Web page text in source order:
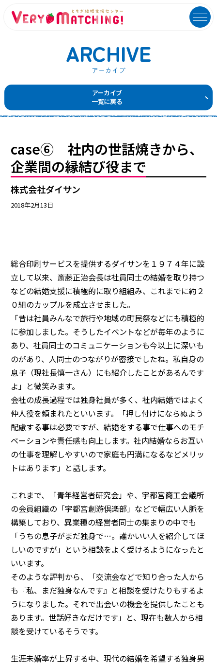
マッチング会員ログイン イベントユーザーログイン
マッチング
ご成婚カップルメッセージ
よくあるご質問
イベント
自治体等イベント一覧
交際応援 応援・協賛企業
ARCHIVE
アーカイブ
NEWS
センターからのお知らせ
ARCHIVE
アーカイブ
アーカイブ
一覧に戻る
case⑥ 社内の世話焼きから、
企業間の縁結び役まで
株式会社ダイサン
2018年2月13日
総合印刷サービスを提供するダイサンを１９７４年に設
立して以来、斎藤正治会長は社員同士の結婚を取り持つ
などの結婚支援に積極的に取り組組み、これまでに約２
０組のカップルを成立させました。
「昔は社員みんなで旅行や地域の町民祭などにも積極的
に参加しました。そうしたイベントなどが毎年のように
あり、社員同士のコミュニケーションも今以上に深いも
のがあり、人同士のつながりが密接でしたね。私自身の
息子（現社長慎一さん）にも紹介したことがあるんです
よ」と微笑みます。
会社の成長過程では独身社員が多く、社内結婚ではよく
仲人役を頼まれたといいます。「押し付けにならぬよう
配慮する事は必要ですが、結婚をする事で仕事へのモチ
ベーションや責任感も向上します。社内結婚ならお互い
の仕事を理解しやすいので家庭も円満になるなどメリッ
トはあります」と話します。
これまで、「青年経営者研究会」や、宇都宮商工会議所
の会員組織の「宇都宮創游倶楽部」などで幅広い人脈を
構築しており、異業種の経営者同士の集まりの中でも
「うちの息子がまだ独身で…。誰かいい人を紹介してほ
しいのですが」という相談をよく受けるようになったと
いいます。
そのような評判から、「交流会などで知り合った人から
も『私、まだ独身なんです』と相談を受けたりもするよ
うになりました。それで出会いの機会を提供したことも
あります。世話好きなだけです」と、現在も数人から相
談を受けているそうです。
生涯未婚率が上昇する中、現代の結婚を希望する独身男